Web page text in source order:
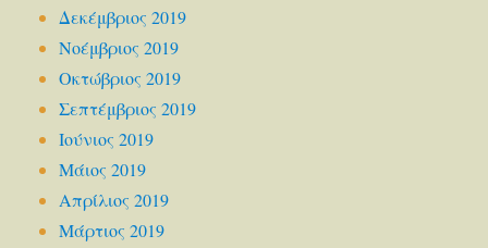
Δεκέμβριος 2019
Νοέμβριος 2019
Οκτώβριος 2019
Σεπτέμβριος 2019
Ιούνιος 2019
Μάιος 2019
Απρίλιος 2019
Μάρτιος 2019